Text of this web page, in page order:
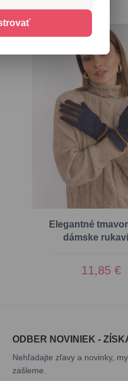
Elegantné
dámske
11,85 €
ODBER NOVINIEK -
Nehľadajte zľavy a novinky,
zašleme.